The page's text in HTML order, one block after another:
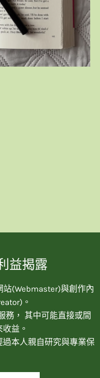
益揭露
(Webmaster)與創作內
。
務， 其中可能直接或間
益。
本人親自研究與專業保